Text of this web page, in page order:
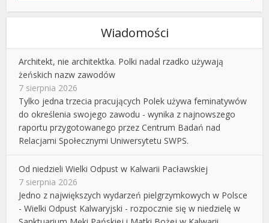
Wiadomości
Architekt, nie architektka. Polki nadal rzadko używają
żeńskich nazw zawodów
7 sierpnia 2026
Tylko jedna trzecia pracujących Polek używa feminatywów
do określenia swojego zawodu - wynika z najnowszego
raportu przygotowanego przez Centrum Badań nad
Relacjami Społecznymi Uniwersytetu SWPS.
Od niedzieli Wielki Odpust w Kalwarii Pacławskiej
7 sierpnia 2026
Jedno z największych wydarzeń pielgrzymkowych w Polsce
- Wielki Odpust Kalwaryjski - rozpocznie się w niedzielę w